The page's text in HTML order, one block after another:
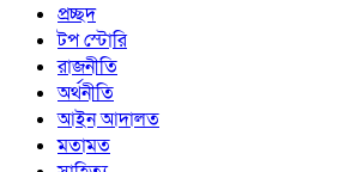
প্রচ্ছদ
টপ স্টোরি
রাজনীতি
অর্থনীতি
আইন আদালত
মতামত